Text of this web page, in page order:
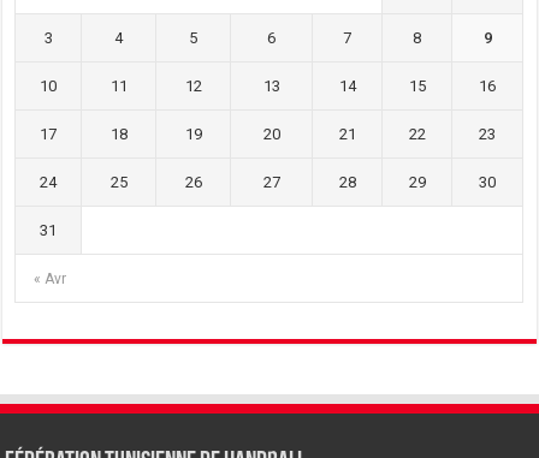
« Avr
3 4 5 6 7 8 9
10 11 12 13 14 15 16
17 18 19 20 21 22 23
24 25 26 27 28 29 30
31